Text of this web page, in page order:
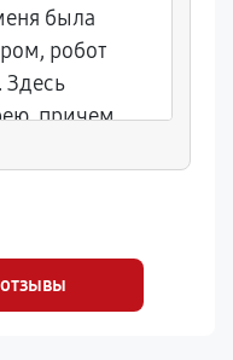
была
робот
Здесь
причем